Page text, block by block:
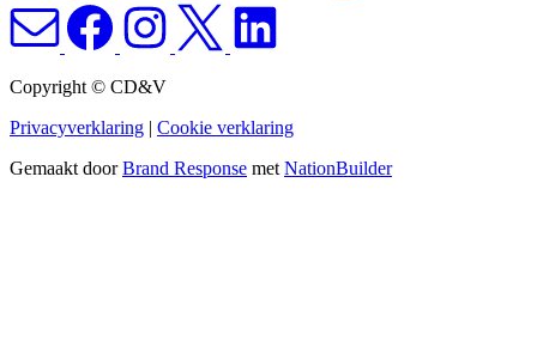
Copyright © CD&V
Privacyverklaring | Cookie verklaring
Gemaakt doorBrand Response met NationBuilder